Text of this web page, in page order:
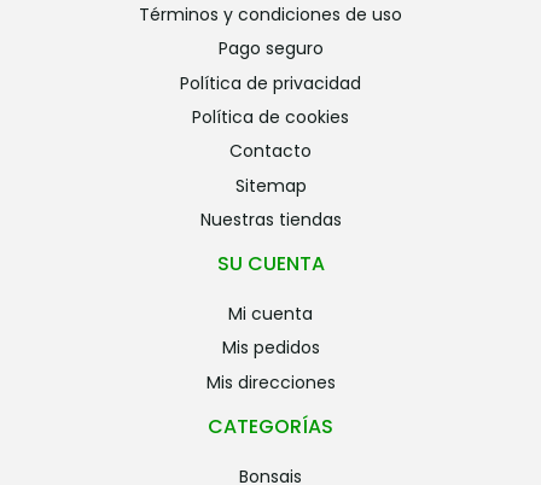
términos y condiciones de uso
pago seguro
política de privacidad
política de cookies
contacto
sitemap
nuestras tiendas
SU CUENTA
mi cuenta
mis pedidos
mis direcciones
CATEGORÍAS
bonsais